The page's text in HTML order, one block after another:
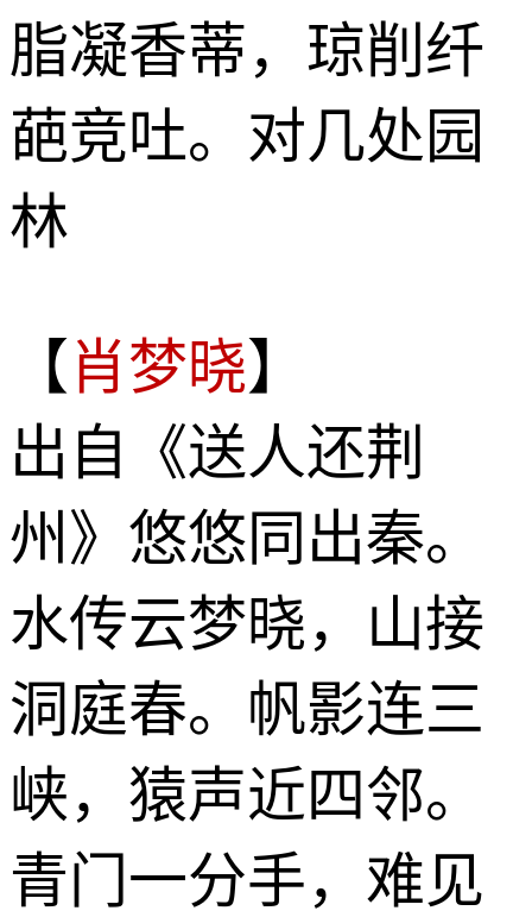
脂凝香蒂，琼削纤
葩竞吐。对几处园
林
【 肖梦晓】
出自《送人还荆
州》悠悠同出秦。
水传云梦晓，山接
洞庭春。帆影连三
峡，猿声近四邻。
青门一分手，难见